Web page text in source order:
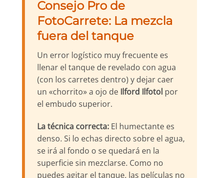
Consejo Pro de
FotoCarrete: La mezcla
fuera del tanque
Un error logístico muy frecuente es
llenar el tanque de revelado con agua
(con los carretes dentro) y dejar caer
un «chorrito» a ojo de Ilford Ilfotol por
el embudo superior.
La técnica correcta: El humectante es
denso. Si lo echas directo sobre el agua,
se irá al fondo o se quedará en la
superficie sin mezclarse. Como no
puedes agitar el tanque, las películas no